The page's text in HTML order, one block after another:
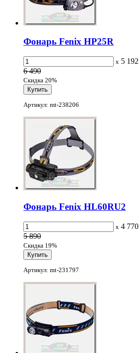
Фонарь Fenix HP25R
x 5 192
6 490
Скидка 20%
Артикул: mt-238206
Фонарь Fenix HL60RU2
x 4 770
5 890
Скидка 19%
Артикул: mt-231797